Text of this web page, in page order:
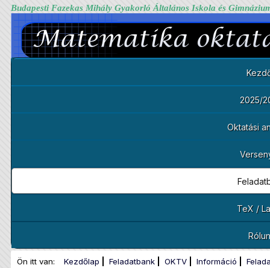
Budapesti Fazekas Mihály Gyakorló Általános Iskola és
2025/
Oktatási
TeX /
Ön itt van: Kezdőlap Feladatbank OKTV Információ